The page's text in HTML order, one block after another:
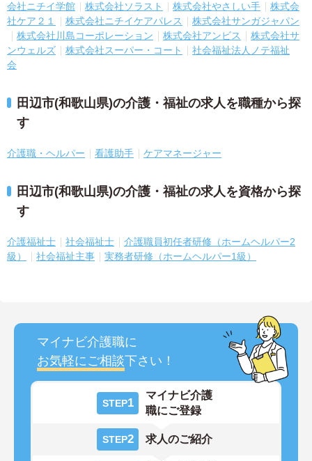
会社ニチイ学館
株式会社ソラスト 株式会社やさしい手
株式会
社ケア２１
株式会社ニチイケアパレス
株式会社サンガジャパン
株式会社川島コーポレーション
株式会社アンビス
株式会社サ
ンウェルズ
株式会社スーパー・コート
社会福祉法人ノテ福祉
会
田辺市(和歌山県)の介護・福祉の求人を職種から探
す
介護職・ヘルパー 看護助手 ケアマネージャー
田辺市(和歌山県)の介護・福祉の求人を資格から探
す
介護福祉士 社会福祉士
介護職員初任者研修（ホームヘルパー2
級）
社会福祉主事 実務者研修（ホームヘルパー1級）
マイナビ介護職に
お気軽にご相談下さい！
STEP1
マイナビ介護
職にご登録
STEP2 求人のご紹介